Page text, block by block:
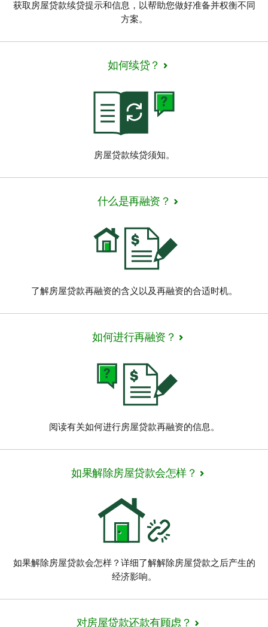
获取房屋贷款续贷提示和信息，以帮助您做好准备并权衡不同
方案。
如何续贷？
房屋贷款续贷须知。
什么是再融资？
了解房屋贷款再融资的含义以及再融资的合适时机。
如何进行再融资？
阅读有关如何进行房屋贷款再融资的信息。
如果解除房屋贷款会怎样？
如果解除房屋贷款会怎样？详细了解解除房屋贷款之后产生的
经济影响。
对房屋贷款还款有顾虑？